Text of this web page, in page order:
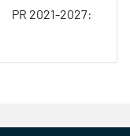
PR 2021-2027: